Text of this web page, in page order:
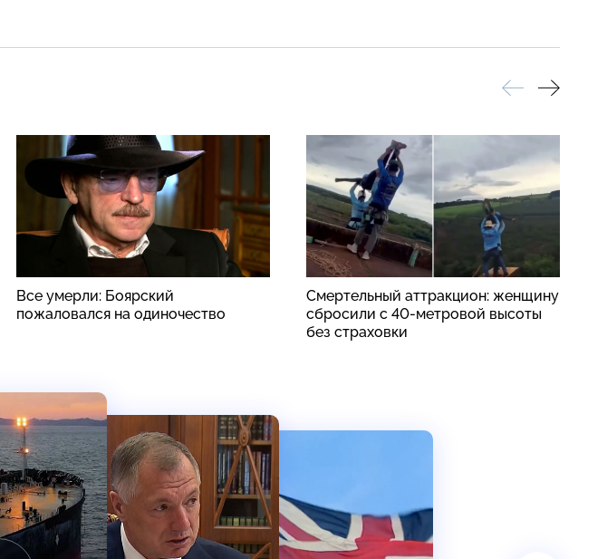
Все умерли: Боярский
пожаловался на одиночество
Смертельный аттракцион: женщину
сбросили с 40-метровой высоты
без страховки